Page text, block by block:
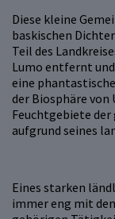
Diese kleine
baskischen
Teil des
Lumo entfernt
eine
der Biosphäre von
Feuchtgebiete
aufgrund seines
Eines starken
immer eng mit